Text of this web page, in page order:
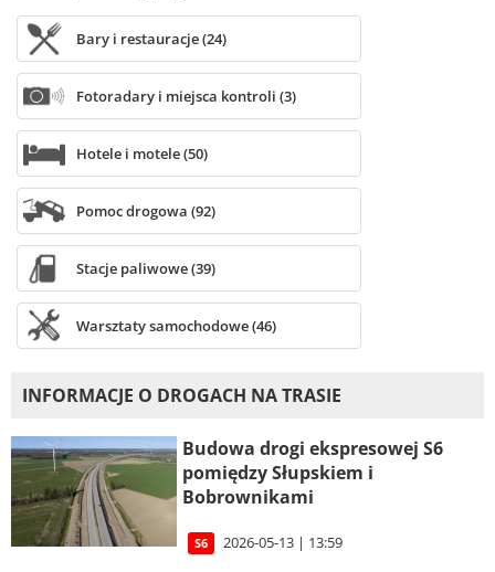
Bary i restauracje (24)
Fotoradary i miejsca kontroli (3)
Hotele i motele (50)
Pomoc drogowa (92)
Stacje paliwowe (39)
Warsztaty samochodowe (46)
INFORMACJE O DROGACH NA TRASIE
Budowa drogi ekspresowej S6
pomiędzy Słupskiem i
Bobrownikami
S6 2026-05-13 | 13:59